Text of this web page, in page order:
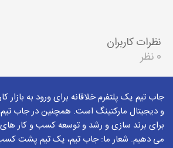
نظرات کاربران
0 نظر
جاب تیم یک پلتفرم خلاقانه برای ورود به بازار
و دیجیتال مارکتینگ است. همچنین در جاب
برای برند سازی و رشد و توسعه کسب و کار های
می دهیم. شعار ما: جاب تیم، یک تیم پشت